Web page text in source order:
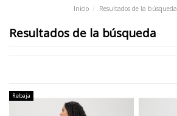
Inicio Resultados de la búsqueda
Resultados de la búsqueda
Rebaja